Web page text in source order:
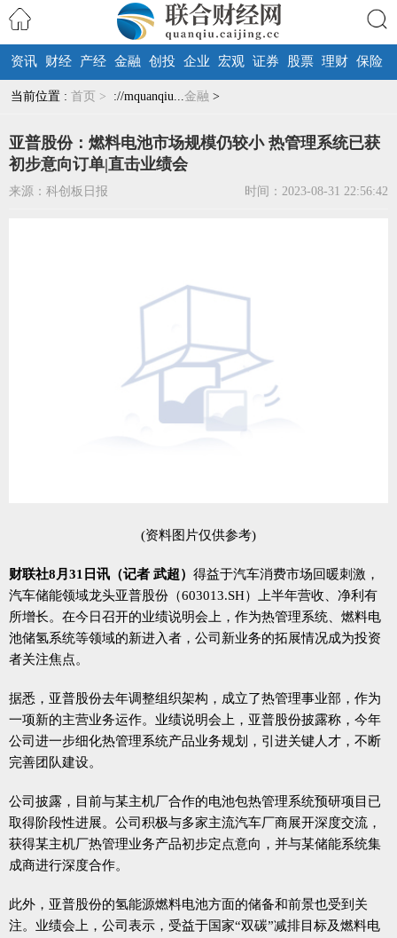
搜索
资讯 财经 产经 金融 创投 企业 宏观 证券 股票 理财 保险
当前位置 : 首页 > ://mquanqiu...金融 >
亚普股份：燃料电池市场规模仍较小 热管理系统已获
初步意向订单|直击业绩会
来源：科创板日报 时间：2023-08-31 22:56:42
(资料图片仅供参考)
财联社8月31日讯（记者 武超） 得益于汽车消费市场回暖刺激，
汽车储能领域龙头亚普股份（603013.SH）上半年营收、净利有
所增长。在今日召开的业绩说明会上，作为热管理系统、燃料电
池储氢系统等领域的新进入者，公司新业务的拓展情况成为投资
者关注焦点。
据悉，亚普股份去年调整组织架构，成立了热管理事业部，作为
一项新的主营业务运作。业绩说明会上，亚普股份披露称，今年
公司进一步细化热管理系统产品业务规划，引进关键人才，不断
完善团队建设。
公司披露，目前与某主机厂合作的电池包热管理系统预研项目已
取得阶段性进展。公司积极与多家主流汽车厂商展开深度交流，
获得某主机厂热管理业务产品初步定点意向，并与某储能系统集
成商进行深度合作。
此外，亚普股份的氢能源燃料电池方面的储备和前景也受到关
注。业绩会上，公司表示，受益于国家“双碳”减排目标及燃料电